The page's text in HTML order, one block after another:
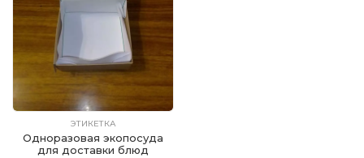
ЭТИКЕТКА
Одноразовая экопосуда
для доставки блюд